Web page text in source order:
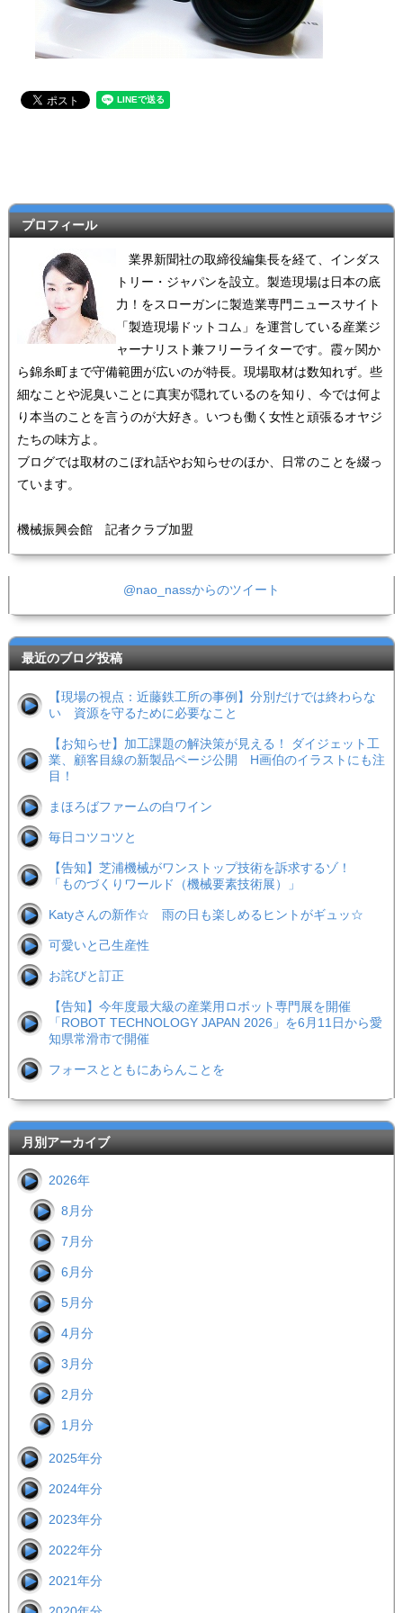
プロフィール
業界新聞社の取締役編集長を経て、インダス
トリー・ジャパンを設立。製造現場は日本の底
力！をスローガンに製造業専門ニュースサイト
「製造現場ドットコム」を運営している産業ジ
ャーナリスト兼フリーライターです。霞ヶ関か
ら錦糸町まで守備範囲が広いのが特長。現場取材は数知れず。些
細なことや泥臭いことに真実が隠れているのを知り、今では何よ
り本当のことを言うのが大好き。いつも働く女性と頑張るオヤジ
たちの味方よ。
ブログでは取材のこぼれ話やお知らせのほか、日常のことを綴っ
ています。
機械振興会館 記者クラブ加盟
@nao_nassからのツイート
最近のブログ投稿
【現場の視点：近藤鉄工所の事例】分別だけでは終わらな
い 資源を守るために必要なこと
【お知らせ】加工課題の解決策が見える！ ダイジェット工
業、顧客目線の新製品ページ公開 H画伯のイラストにも注
目！
まほろばファームの白ワイン
毎日コツコツと
【告知】芝浦機械がワンストップ技術を訴求するゾ！
「ものづくりワールド（機械要素技術展）」
Katyさんの新作☆ 雨の日も楽しめるヒントがギュッ☆
可愛いと己生産性
お詫びと訂正
【告知】今年度最大級の産業用ロボット専門展を開催
「ROBOT TECHNOLOGY JAPAN 2026」を6月11日から愛
知県常滑市で開催
フォースとともにあらんことを
月別アーカイブ
2026年
8月分
7月分
6月分
5月分
4月分
3月分
2月分
1月分
2025年分
2024年分
2023年分
2022年分
2021年分